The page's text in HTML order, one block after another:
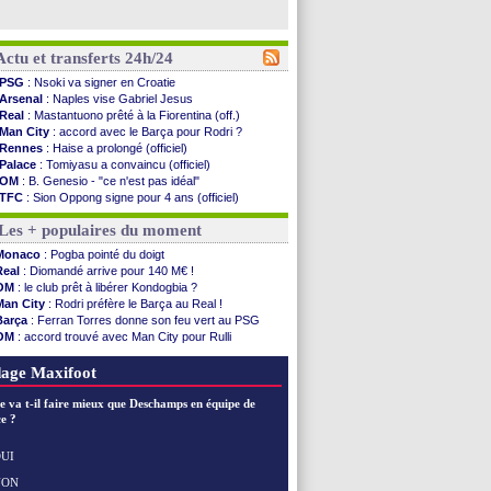
et transferts 24h/24
PSG : Nsoki va signer en Croatie
Arsenal : Naples vise Gabriel Jesus
Real : Mastantuono prêté à la Fiorentina (off.)
Man City : accord avec le Barça pour Rodri ?
Rennes : Haise a prolongé (officiel)
Palace : Tomiyasu a convaincu (officiel)
OM : B. Genesio - "ce n'est pas idéal"
TFC : Sion Oppong signe pour 4 ans (officiel)
PSG: Liverpool va proposer 115 M€ pour ...
Norvège: la démission d'Infantino réclamée
PSG: Mbaye, deux pistes se détachent
Monaco : Filipe Luis veut remplacer Akliouche
Grenade: Luca Zidane va changer de club
Juve: Zhegrova très clair sur son futur
OM : Aguerd, le plan B de Naples
Arsenal : Guimarães a signé son contrat
Nantes: direction Chypre pour Duverne
Man Utd: Bayindir signe au Celta (officiel)
: l'option Monaco pour Lukaku !
PSG
+ populaires du moment
: Pogba pointé du doigt
: Diomandé arrive pour 140 M€ !
: le club prêt à libérer Kondogbia ?
City : Rodri préfère le Barça au Real !
: Ferran Torres donne son feu vert au PSG
: accord trouvé avec Man City pour Rulli
: une offre pour Bulka
Maxifoot
va t-il faire mieux que Deschamps en équipe de
?